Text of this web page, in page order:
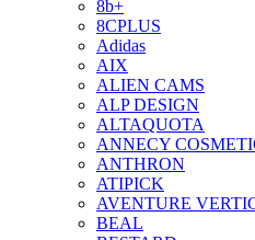
8b+
8CPLUS
Adidas
AIX
ALIEN CAMS
ALP DESIGN
ALTAQUOTA
ANNECY
ANTHRON
ATIPICK
AVENTURE
BEAL